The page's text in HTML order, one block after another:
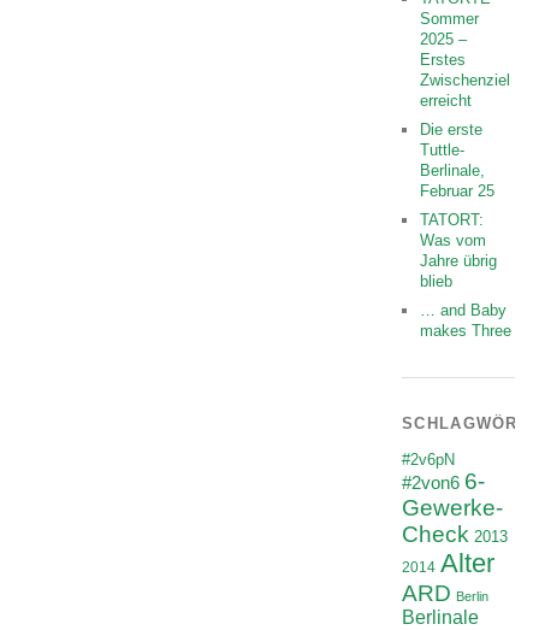
Sommer
2025 –
Erstes
Zwischenziel
erreicht
Die erste
Tuttle-
Berlinale,
Februar 25
TATORT:
Was vom
Jahre übrig
blieb
… and Baby
makes Three
#2v6pN
#2von6 6-
Gewerke-
Check 2013
2014 Alter
ARD Berlin
Berlinale